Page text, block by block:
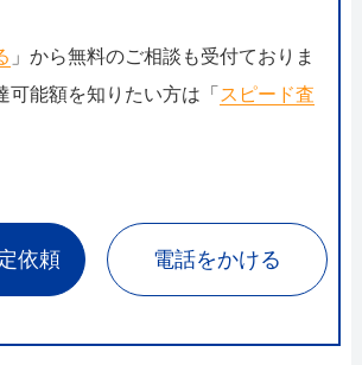
」から無料のご相談も受付ておりま
可能額を知りたい方は「 スピード査
依頼 電話をかける